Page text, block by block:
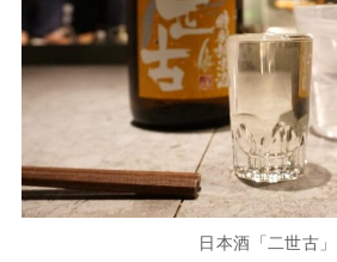
日本酒「二世古」